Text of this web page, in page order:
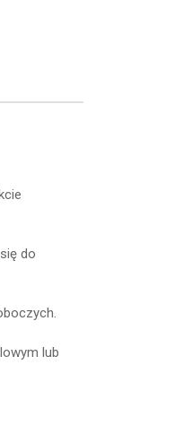
do
lub